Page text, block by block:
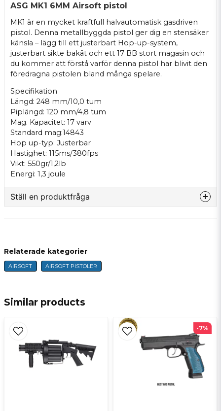
ASG MK1 6MM Airsoft pistol
MK1 är en mycket kraftfull halvautomatisk gasdriven
pistol. Denna metallbyggda pistol ger dig en stensäker
känsla – lägg till ett justerbart Hop-up-system,
justerbart sikte bakåt och ett 17 BB stort magasin och
du kommer att förstå varför denna pistol har blivit den
föredragna pistolen bland många spelare.
Specifikation
Längd: 248 mm/10,0 tum
Piplängd: 120 mm/4,8 tum
Mag. Kapacitet: 17 varv
Standard mag:14843
Hop up-typ: Justerbar
Hastighet: 115ms/380fps
Vikt: 550gr/1,2lb
Energi: 1,3 joule
Ställ en produktfråga
name
Name
Ja, ni får publicera min fråga
Similar products
-7%
Relaterade kategorier
AIRSOFT AIRSOFT PISTOLER